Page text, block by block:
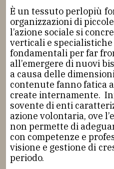
È un tessuto perlopiù
organizzazioni di
l’azione sociale si
verticali e specialistiche
fondamentali per far
all’emergere di nuovi
a causa delle
contenute fanno fatica
create internamente.
sovente di enti
azione volontaria, ove
non permette di
con competenze e
visione e gestione di
periodo.